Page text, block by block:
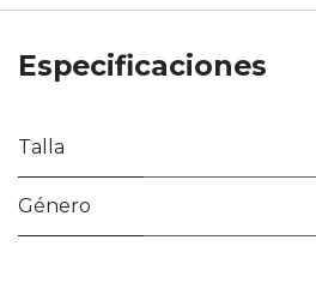
Especificaciones
Talla
Género